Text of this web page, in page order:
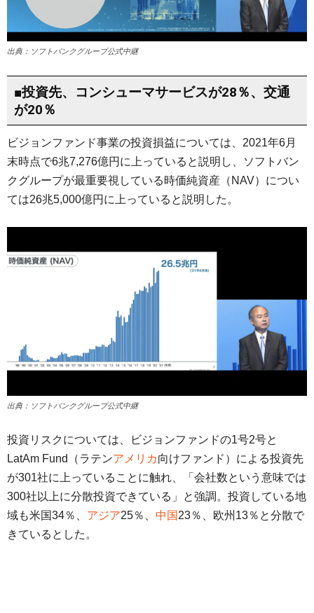
出典：ソフトバンクグループ公式中継
■投資先、コンシューマサービスが28％、交通
が20％
ビジョンファンド事業の投資損益については、2021年6月
末時点で6兆7,276億円に上っていると説明し、ソフトバン
クグループが最重要視している時価純資産（NAV）につい
ては26兆5,000億円に上っていると説明した。
出典：ソフトバンクグループ公式中継
投資リスクについては、ビジョンファンドの1号2号と
LatAm Fund（ラテンアメリカ向けファンド）による投資先
が301社に上っていることに触れ、「会社数という意味では
300社以上に分散投資できている」と強調。投資している地
域も米国34％、 アジア25％、 中国 23％、欧州13％と分散で
きているとした。